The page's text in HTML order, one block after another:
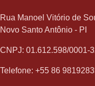
Rua Manoel Vitório de
Novo Santo Antônio - PI
CNPJ: 01.612.598/0001-
Telefone: +55 86